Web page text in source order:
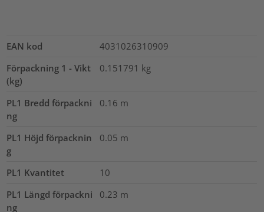
EAN kod
4031026310909
Förpackning 1 - Vikt
(kg)
0.151791 kg
PL1 Bredd förpackni
ng
0.16 m
PL1 Höjd förpacknin
g
0.05 m
PL1 Kvantitet
10
PL1 Längd förpackni
ng
0.23 m